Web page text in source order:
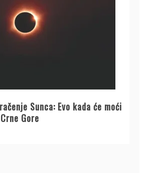
Sunca: Evo kada će moći
Gore